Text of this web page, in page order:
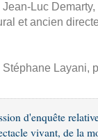
Luc
et ancien
Layani,
d'enquête
vivant, de la